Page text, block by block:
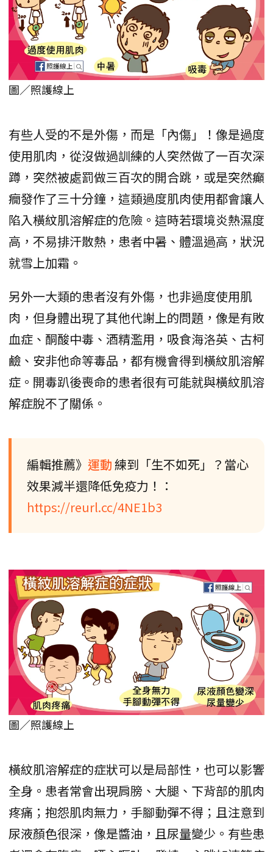
圖／照護線上
有些人受的不是外傷，而是「內傷」！像是過度
使用肌肉，從沒做過訓練的人突然做了一百次深
蹲，突然被處罰做三百次的開合跳，或是突然癲
癇發作了三十分鐘，這類過度肌肉使用都會讓人
陷入橫紋肌溶解症的危險。這時若環境炎熱濕度
高，不易排汗散熱，患者中暑、體溫過高，狀況
就雪上加霜。
另外一大類的患者沒有外傷，也非過度使用肌
肉，但身體出現了其他代謝上的問題，像是有敗
血症、酮酸中毒、酒精濫用，吸食海洛英、古柯
鹼、安非他命等毒品，都有機會得到橫紋肌溶解
症。開毒趴後喪命的患者很有可能就與橫紋肌溶
解症脫不了關係。
編輯推薦》 運動練到「生不如死」？當心
效果減半還降低免疫力！：
https://reurl.cc/4NE1b3
圖／照護線上
橫紋肌溶解症的症狀可以是局部性，也可以影響
全身。患者常會出現肩膀、大腿、下背部的肌肉
疼痛；抱怨肌肉無力，手腳動彈不得；且注意到
尿液顏色很深，像是醬油，且尿量變少。有些患